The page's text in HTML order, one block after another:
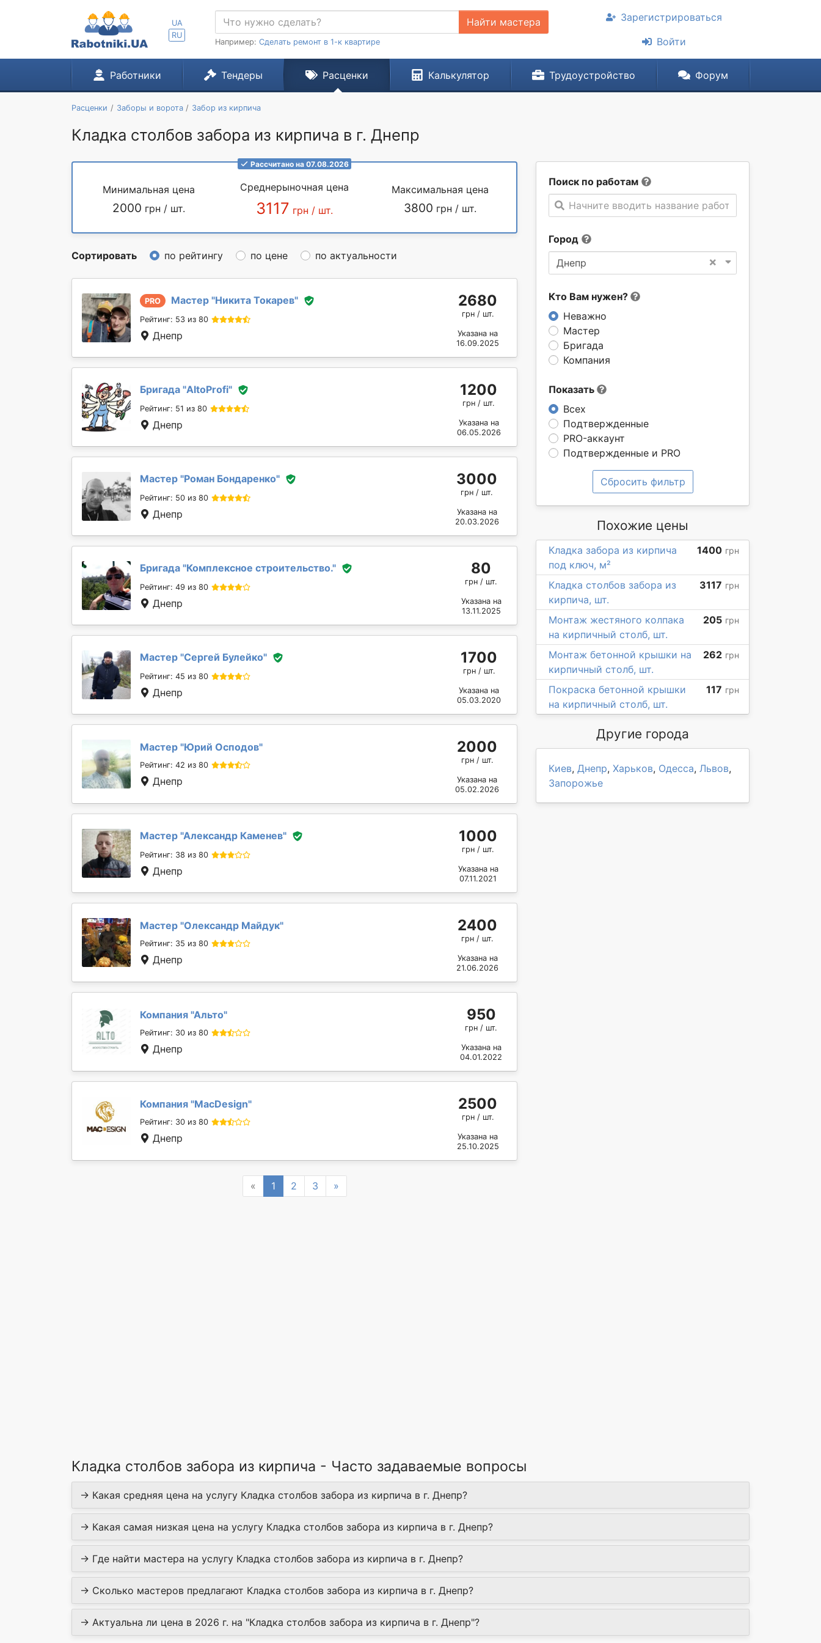
UA
RU
Найти мастера
Например: Сделать ремонт в 1-к квартире
Зарегистрироваться
Войти
Работники Тендеры Расценки Калькулятор Трудоустройство Форум
Расценки Заборы и ворота Забор из кирпича
Кладка столбов забора из кирпича в г. Днепр
Поиск по работам
Начните вводить название работы
Город
×
Днепр
Кто Вам нужен?
Неважно
Мастер
Бригада
Компания
Показать
Всех
Подтвержденные
PRO-аккаунт
Подтвержденные и PRO
Сбросить фильтр
Рассчитано на 07.08.2026
Минимальная цена
2000 грн / шт.
Среднерыночная цена
3117 грн / шт.
Максимальная цена
3800 грн / шт.
Сортировать по рейтингу по цене по актуальности
PRO Мастер "Никита Токарев"
Рейтинг: 53 из 80
Днепр
2680
грн / шт.
Указана на
16.09.2025
Бригада "AltoProfi"
Рейтинг: 51 из 80
Днепр
1200
грн / шт.
Указана на
06.05.2026
Мастер "Роман Бондаренко"
Рейтинг: 50 из 80
Днепр
3000
грн / шт.
Указана на
20.03.2026
Бригада "Комплексное строительство."
Рейтинг: 49 из 80
Днепр
80
грн / шт.
Указана на
13.11.2025
Мастер "Сергей Булейко"
Рейтинг: 45 из 80
Днепр
1700
грн / шт.
Указана на
05.03.2020
Мастер "Юрий Осподов"
Рейтинг: 42 из 80
Днепр
2000
грн / шт.
Указана на
05.02.2026
Мастер "Александр Каменев"
Рейтинг: 38 из 80
Днепр
1000
грн / шт.
Указана на
07.11.2021
Мастер "Олександр Майдук"
Рейтинг: 35 из 80
Днепр
2400
грн / шт.
Указана на
21.06.2026
Компания "Альто"
Рейтинг: 30 из 80
Днепр
950
грн / шт.
Указана на
04.01.2022
Компания "MacDesign"
Рейтинг: 30 из 80
Днепр
2500
грн / шт.
Указана на
25.10.2025
« Previous
1 2 3 »Next
Похожие цены
Кладка забора из кирпича
под ключ, м²
1400 грн
Кладка столбов забора из
кирпича, шт.
3117 грн
Монтаж жестяного колпака
на кирпичный столб, шт.
205 грн
Монтаж бетонной крышки на
кирпичный столб, шт.
262 грн
Покраска бетонной крышки
на кирпичный столб, шт.
117 грн
Другие города
Киев, Днепр, Харьков, Одесса, Львов,
Запорожье
Кладка столбов забора из кирпича - Часто задаваемые вопросы
→ Какая средняя цена на услугу Кладка столбов забора из кирпича в г. Днепр?
→ Какая самая низкая цена на услугу Кладка столбов забора из кирпича в г. Днепр?
→ Где найти мастера на услугу Кладка столбов забора из кирпича в г. Днепр?
→ Сколько мастеров предлагают Кладка столбов забора из кирпича в г. Днепр?
→ Актуальна ли цена в 2026 г. на "Кладка столбов забора из кирпича в г. Днепр"?